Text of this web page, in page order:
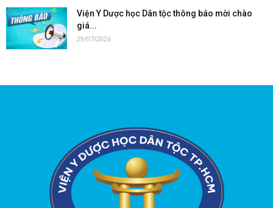
Viện Y Dược học Dân tộc thông báo mời chào
giá...
29/07/2026